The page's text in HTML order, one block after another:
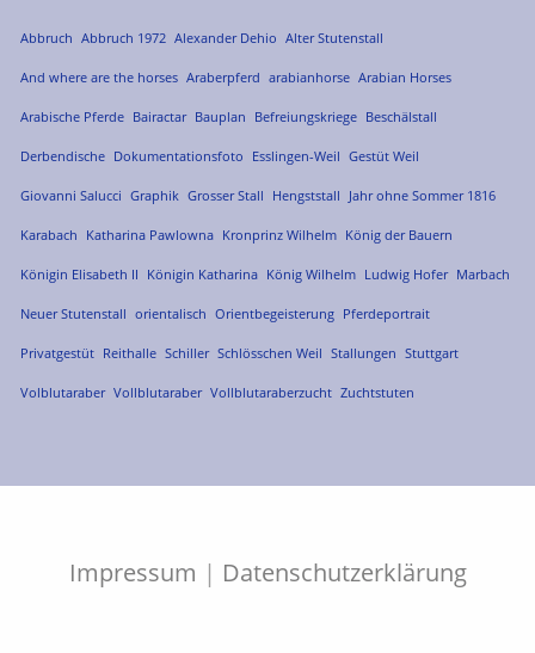
Abbruch Abbruch 1972 Alexander Dehio Alter Stutenstall
And where are the horses Araberpferd arabianhorse Arabian Horses
Arabische Pferde Bairactar Bauplan Befreiungskriege Beschälstall
Derbendische Dokumentationsfoto Esslingen-Weil Gestüt Weil
Giovanni Salucci Graphik Grosser Stall Hengststall Jahr ohne Sommer 1816
Karabach Katharina Pawlowna Kronprinz Wilhelm König der Bauern
Königin Elisabeth II Königin Katharina König Wilhelm Ludwig Hofer Marbach
Neuer Stutenstall orientalisch Orientbegeisterung Pferdeportrait
Privatgestüt Reithalle Schiller Schlösschen Weil Stallungen Stuttgart
Volblutaraber Vollblutaraber Vollblutaraberzucht Zuchtstuten
Impressum | Datenschutzerklärung